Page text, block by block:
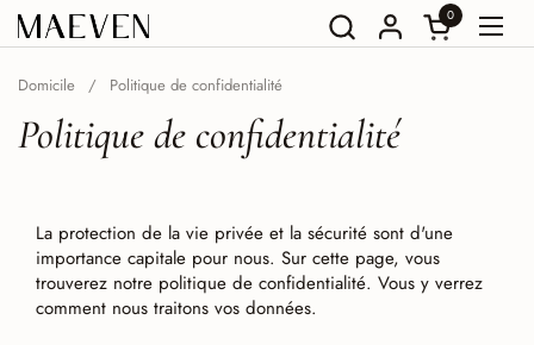
Aller au contenu Ouvrir le
0
Domicile / Politique de confidentialité
Politique de confidentialité
La protection de la vie privée et la sécurité sont d'une
importance capitale pour nous. Sur cette page, vous
trouverez notre politique de confidentialité. Vous y verrez
comment nous traitons vos données.